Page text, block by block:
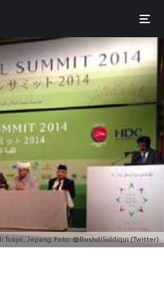
Tokyo, Jepang. Foto: @RushdiSiddiqui (Twitter)